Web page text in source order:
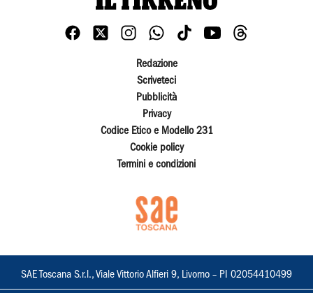
Redazione
Scriveteci
Pubblicità
Privacy
Codice Etico e Modello 231
Cookie policy
Termini e condizioni
SAE Toscana S.r.l., Viale Vittorio Alfieri 9, Livorno – PI 02054410499